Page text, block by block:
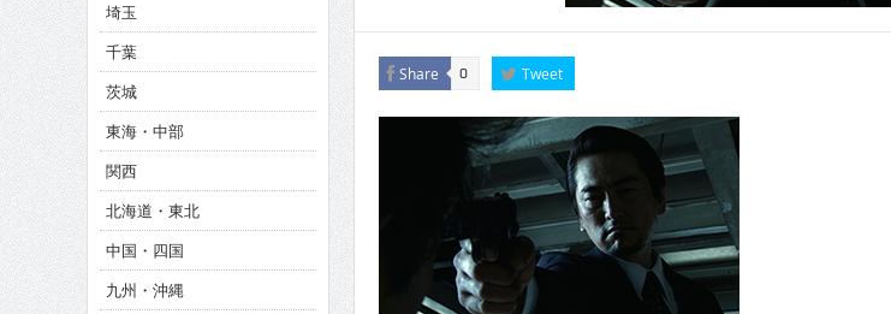
Share 0 Tweet
埼玉
千葉
茨城
東海・中部
関西
北海道・東北
中国・四国
九州・沖縄